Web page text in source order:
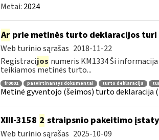
Metai: 2024
Arprie metinės turto deklaracijos
Web turinio sąrašas 2018-11-22
Registracijos numeris KM1334 Ši
teikiamos metinės turto...
fr0001 patvirtinantys dokumentai turto deklaracija
Metinė gyventojo (šeimos) turto deklaracija
XIII-3158 2 straipsnio pakeitimo
Web turinio sąrašas 2025-10-09